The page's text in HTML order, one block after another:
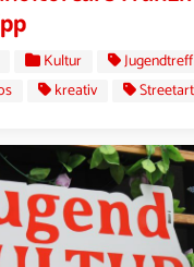
Kultur
Jugendtreff
kreativ Streetart